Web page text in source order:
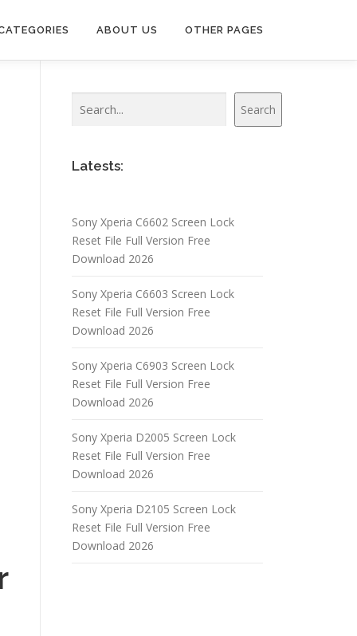
ABOUT US OTHER PAGES
Search
Latests:
Sony Xperia C6602 Screen Lock
Reset File Full Version Free
Download 2026
Sony Xperia C6603 Screen Lock
Reset File Full Version Free
Download 2026
Sony Xperia C6903 Screen Lock
Reset File Full Version Free
Download 2026
Sony Xperia D2005 Screen Lock
Reset File Full Version Free
Download 2026
Sony Xperia D2105 Screen Lock
Reset File Full Version Free
Download 2026